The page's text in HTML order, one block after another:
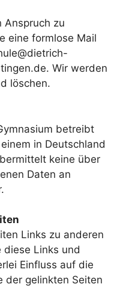
Anspruch zu
eine formlose Mail
Wir werden
löschen.
betreibt
in Deutschland
keine über
Daten an
Links zu anderen
diese Links und
Einfluss auf die
der gelinkten Seiten